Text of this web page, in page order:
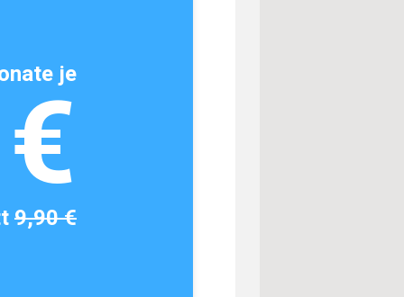
je
9,90 €